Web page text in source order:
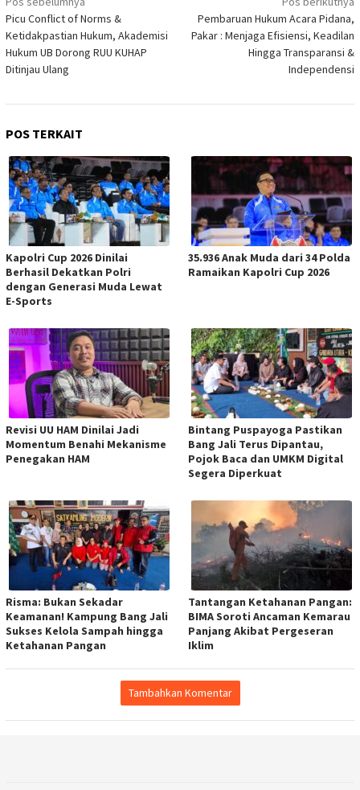
pos
Picu Conflict of Norms &
Ketidakpastian Hukum, Akademisi
Hukum UB Dorong RUU KUHAP
Ditinjau Ulang
Pembaruan Hukum Acara Pidana,
Pakar : Menjaga Efisiensi, Keadilan
Hingga Transparansi &
Independensi
POS TERKAIT
Kapolri Cup 2026 Dinilai
Berhasil Dekatkan Polri
dengan Generasi Muda Lewat
E-Sports
35.936 Anak Muda dari 34 Polda
Ramaikan Kapolri Cup 2026
Revisi UU HAM Dinilai Jadi
Momentum Benahi Mekanisme
Penegakan HAM
Bintang Puspayoga Pastikan
Bang Jali Terus Dipantau,
Pojok Baca dan UMKM Digital
Segera Diperkuat
Risma: Bukan Sekadar
Keamanan! Kampung Bang Jali
Sukses Kelola Sampah hingga
Ketahanan Pangan
Tantangan Ketahanan Pangan:
BIMA Soroti Ancaman Kemarau
Panjang Akibat Pergeseran
Iklim
Tambahkan Komentar